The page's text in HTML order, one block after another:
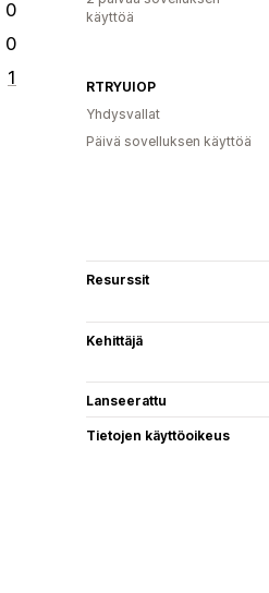
0
0
1
käyttöä
RTRYUIOP
Yhdysvallat
Päivä sovelluksen käyttöä
Resurssit
Kehittäjä
Lanseerattu
Tietojen käyttöoikeus